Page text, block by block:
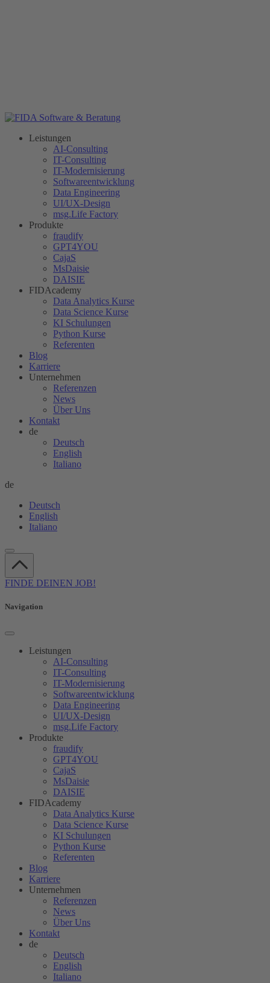
Leistungen
AI-Consulting
IT-Consulting
IT-Modernisierung
Softwareentwicklung
Data Engineering
UI/UX-Design
msg.Life Factory
Produkte
fraudify
GPT4YOU
CajaS
MsDaisie
DAISIE
FIDAcademy
Data Analytics Kurse
Data Science Kurse
KI Schulungen
Python Kurse
Referenten
Blog
Karriere
Unternehmen
Referenzen
News
Über Uns
Kontakt
de
Deutsch
English
Italiano
de
Deutsch
English
Italiano
FINDE DEINEN JOB!
Navigation
Leistungen
AI-Consulting
IT-Consulting
IT-Modernisierung
Softwareentwicklung
Data Engineering
UI/UX-Design
msg.Life Factory
Produkte
fraudify
GPT4YOU
CajaS
MsDaisie
DAISIE
FIDAcademy
Data Analytics Kurse
Data Science Kurse
KI Schulungen
Python Kurse
Referenten
Blog
Karriere
Unternehmen
Referenzen
News
Über Uns
Kontakt
de
Deutsch
English
Italiano